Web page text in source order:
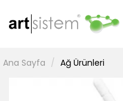
Ana Sayfa Ağ Ürünleri